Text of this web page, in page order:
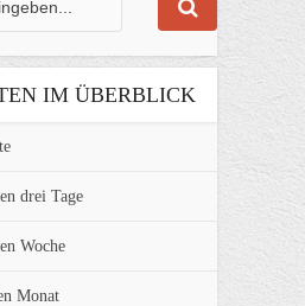
IM ÜBERBLICK
drei Tage
Woche
Monat